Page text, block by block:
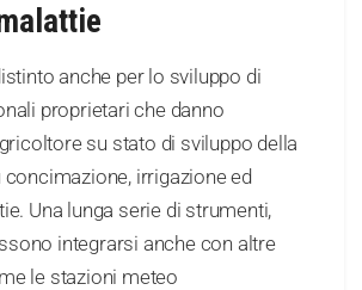
anche per lo sviluppo di
proprietari che danno
su stato di sviluppo della
irrigazione ed
Una lunga serie di strumenti,
integrarsi anche con altre
le stazioni meteo